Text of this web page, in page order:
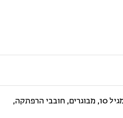
משפחות חובבות לכת, ילד מגיל 10, מבוגרים, חובבי הרפתקה,